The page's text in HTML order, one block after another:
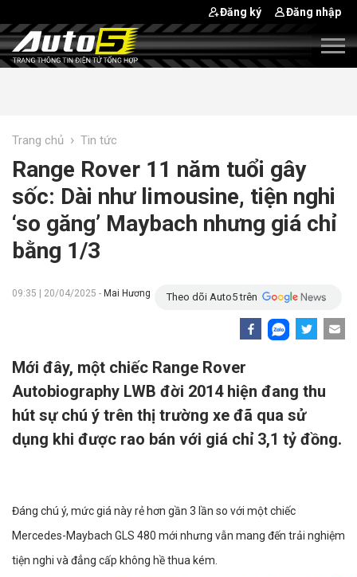
Đăng ký Đăng nhập
Trang chủ › Tin tức
Range Rover 11 năm tuổi gây
sốc: Dài như limousine, tiện nghi
‘so găng’ Maybach nhưng giá chỉ
bằng 1/3
09:35 | 20/04/2025 - Mai Hương Theo dõi Auto5 trên
Mới đây, một chiếc Range Rover
Autobiography LWB đời 2014 hiện đang thu
hút sự chú ý trên thị trường xe đã qua sử
dụng khi được rao bán với giá chỉ 3,1 tỷ đồng.
Đáng chú ý, mức giá này rẻ hơn gần 3 lần so với một chiếc
Mercedes-Maybach GLS 480 mới nhưng vẫn mang đến trải nghiệm
tiện nghi và đẳng cấp không hề thua kém.